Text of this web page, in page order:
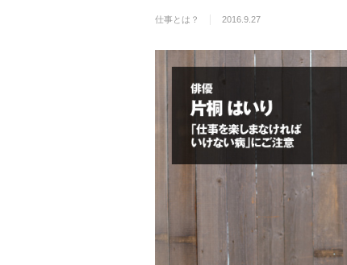
仕事とは？ 2016.9.27